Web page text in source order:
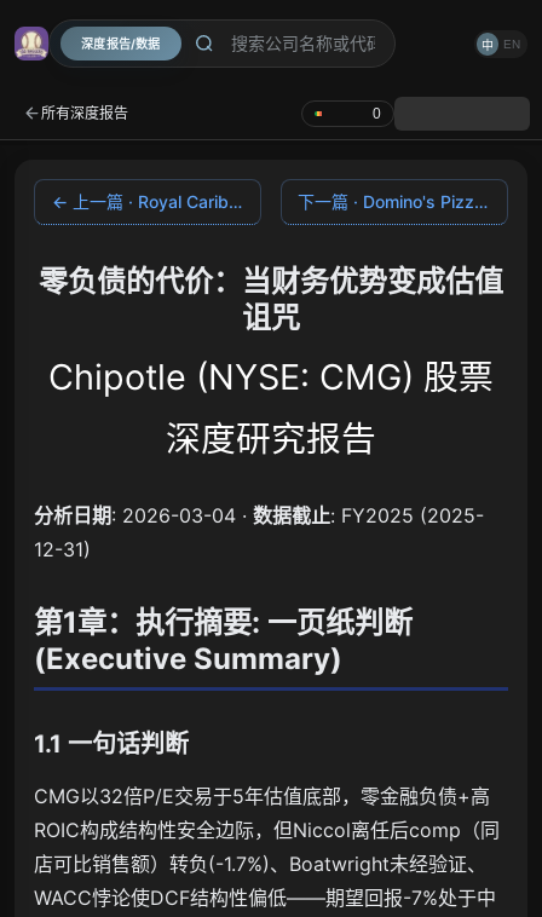
深度报告/数据 中 EN
所有深度报告 0
← 上一篇 · Royal Caribbean 皇家加勒比 下一篇 · Domino's Pizza →
零负债的代价：当财务优势变成估值
诅咒
Chipotle (NYSE: CMG) 股票
深度研究报告
分析日期: 2026-03-04 · 数据截止: FY2025 (2025-
12-31)
第1章：执行摘要: 一页纸判断
(Executive Summary)
1.1 一句话判断
CMG以32倍P/E交易于5年估值底部，零金融负债+高
ROIC构成结构性安全边际，但Niccol离任后comp（同
店可比销售额）转负(-1.7%)、Boatwright未经验证、
WACC悖论使DCF结构性偏低——期望回报-7%处于中